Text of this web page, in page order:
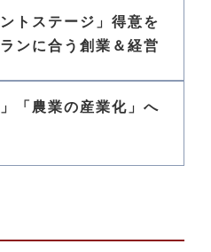
トステージ」得意を
ンに合う創業＆経営
「農業の産業化」へ